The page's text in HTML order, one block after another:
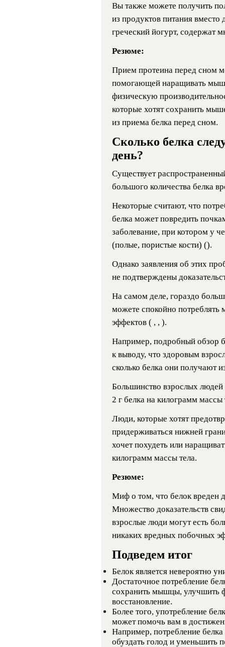
Вы также можете получить
из продуктов питания
греческий йогурт, содержат
Резюме:
Прием протеина перед сном
помогающей наращивать
физическую
которые хотят сохранить
из приема белка перед сном.
Сколько белка
день?
Существует
большого количества белка
Некоторые считают, что
белка может повредить
заболевание, при котором у
(полые, пористые кости) ().
Однако заявления об этих
не подтверждены
На самом деле, гораздо
можете спокойно потреблять
эффектов ( , , ).
Например, подробный обзор
к выводу, что здоровым
сколько белка они получают
Большинство взрослых людей
2 г белка на килограмм массы
Люди, которые хотят
придерживаться нижней
хочет похудеть или
килограмм массы тела.
Резюме:
Миф о том, что белок вреден
Множество доказательств
взрослые люди могут есть
никаких вредных побочных
Подведем итог
Белок является невероятно
Достаточное потребление
сохранить мышцы, улучшить
восстановление.
Более того, употребление
может помочь вам в
Например, потребление
обуздать голод и уменьшить